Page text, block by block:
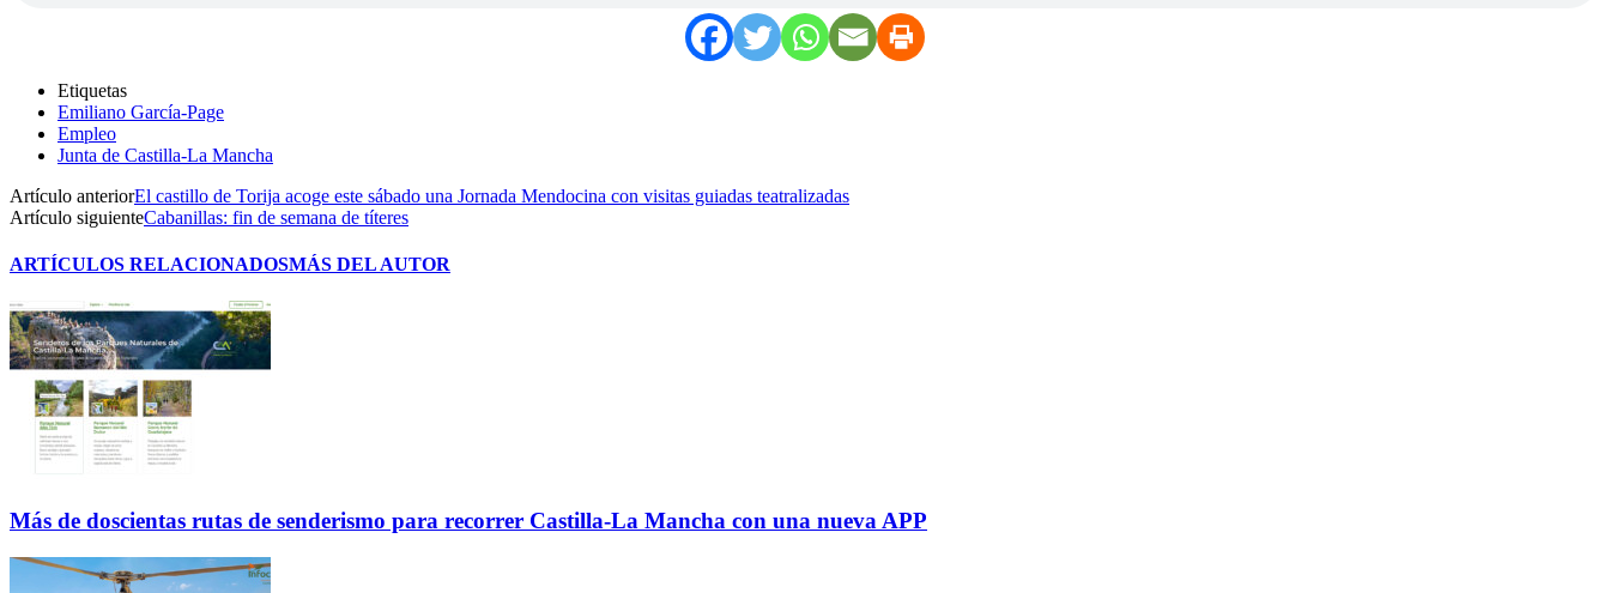
Etiquetas
Emiliano García-Page
Empleo
Junta de Castilla-La Mancha
Artículo anteriorEl castillo de Torija acoge este sábado una Jornada Mendocina con visitas guiadas teatralizadas
Artículo siguienteCabanillas: fin de semana de títeres
ARTÍCULOS RELACIONADOSMÁS DEL AUTOR
Más de doscientas rutas de senderismo para recorrer Castilla-La Mancha con una nueva APP